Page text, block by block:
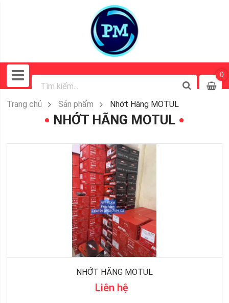
0
Trang chủ Sản phẩm Nhớt Hãng MOTUL
NHỚT HÃNG MOTUL
NHỚT HÃNG MOTUL
Liên hệ